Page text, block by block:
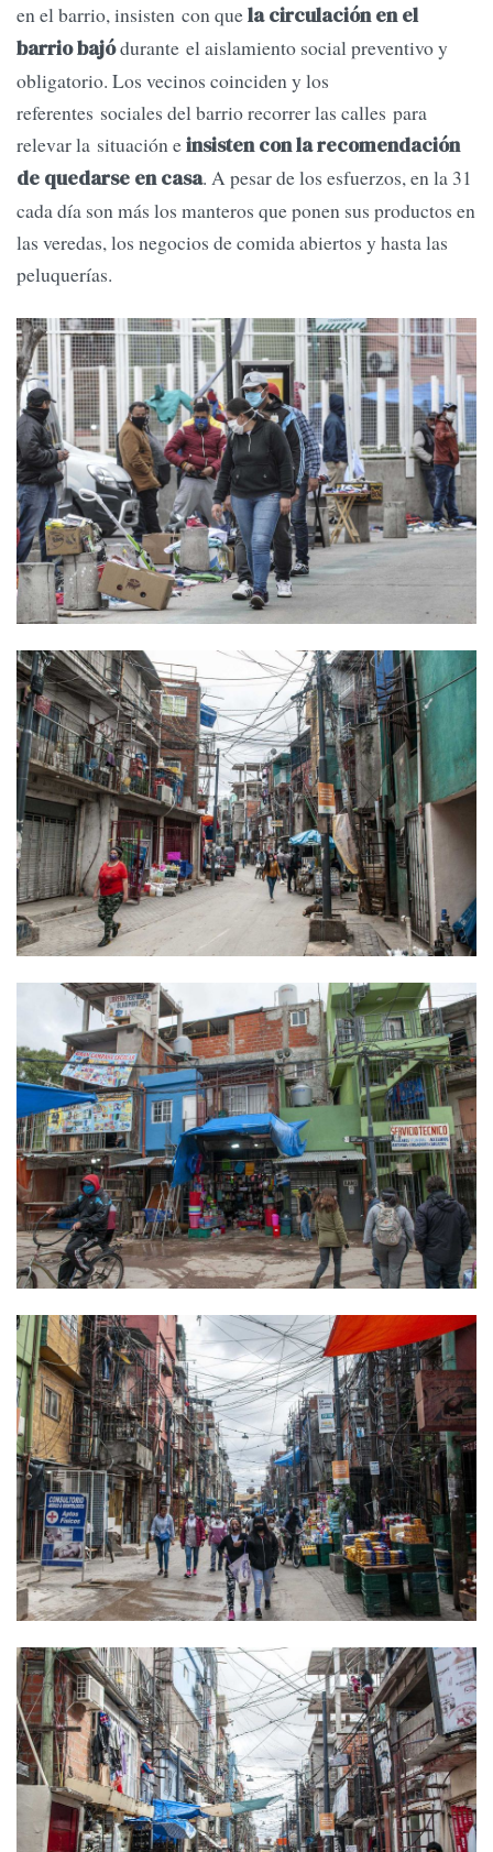
en el barrio, insisten con quela circulación en el
barrio bajódurante el aislamiento social preventivo y
obligatorio. Los vecinos coinciden y los
referentes sociales del barrio recorrer las calles para
relevar la situación einsisten con la recomendación
de quedarse en casa. A pesar de los esfuerzos, en la 31
cada día son más los manteros que ponen sus productos en
las veredas, los negocios de comida abiertos y hasta las
peluquerías.